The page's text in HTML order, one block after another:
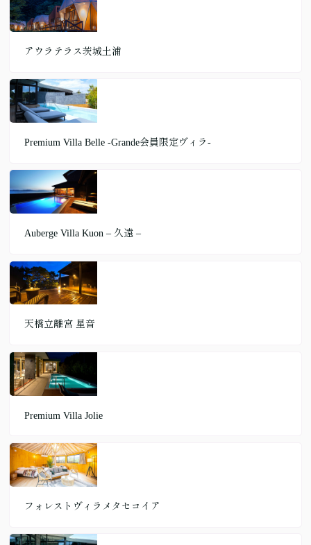
アウラテラス茨城土浦
Premium Villa Belle ‐Grande会員限定ヴィラ‐
Auberge Villa Kuon – 久遠 –
天橋立離宮 星音
Premium Villa Jolie
フォレストヴィラメタセコイア